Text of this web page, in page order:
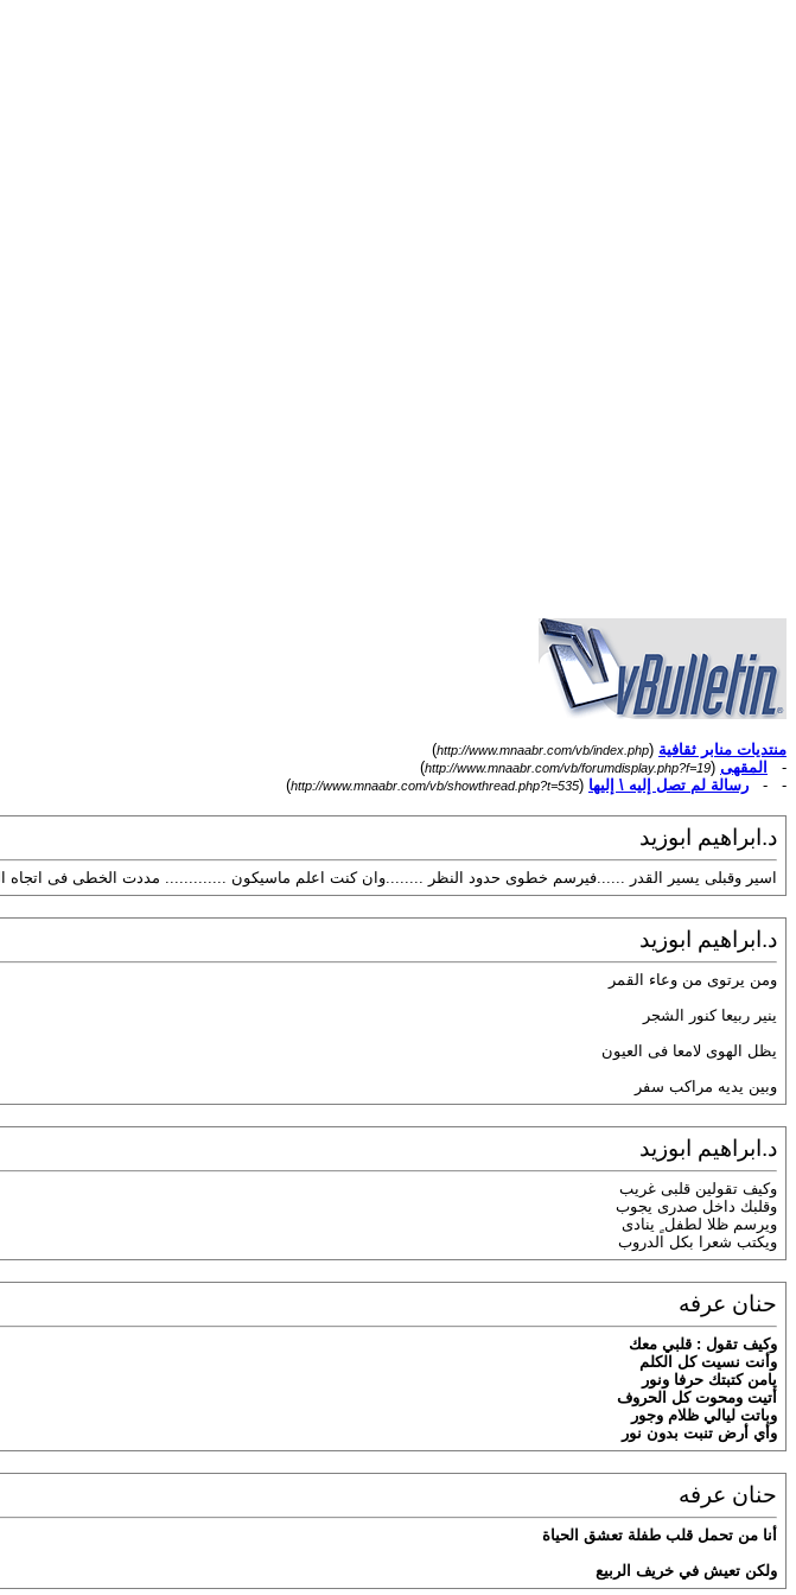
منتديات منابر ثقافية (
http://www.mnaabr.com/vb/index.php
)
-
المقهى (
http://www.mnaabr.com/vb/forumdisplay.php?f=19
)
- - رسالة لم تصل إليه \ إليها (
http://www.mnaabr.com/vb/showthread.php?t=535
)
د.ابراهيم ابوزيد
اسير وقبلى يسير القدر ......فيرسم خطوى حدود النظر ........وان كنت اعلم ماسيكون ............. مددت الخطى فى اتجاه
د.ابراهيم ابوزيد
ومن يرتوى من وعاء القمر
ينير ربيعا كنور الشجر
يظل الهوى لامعا فى العيون
وبين يديه مراكب سفر
د.ابراهيم ابوزيد
وكيف تقولين قلبى غريب
وقلبك داخل صدرى يجوب
ويرسم ظلا لطفل ٍ ينادى
ويكتب شعرا بكل الدروب
حنان عرفه
وكيف تقول : قلبي معك
وأنت نسيت كل الكلم
يامن كتبتك حرفا ونور
أتيت ومحوت كل الحروف
وباتت ليالي ظلام وجور
وأي أرض تنبت بدون نور
حنان عرفه
أنا من تحمل قلب طفلة تعشق الحياة
ولكن تعيش في خريف الربيع